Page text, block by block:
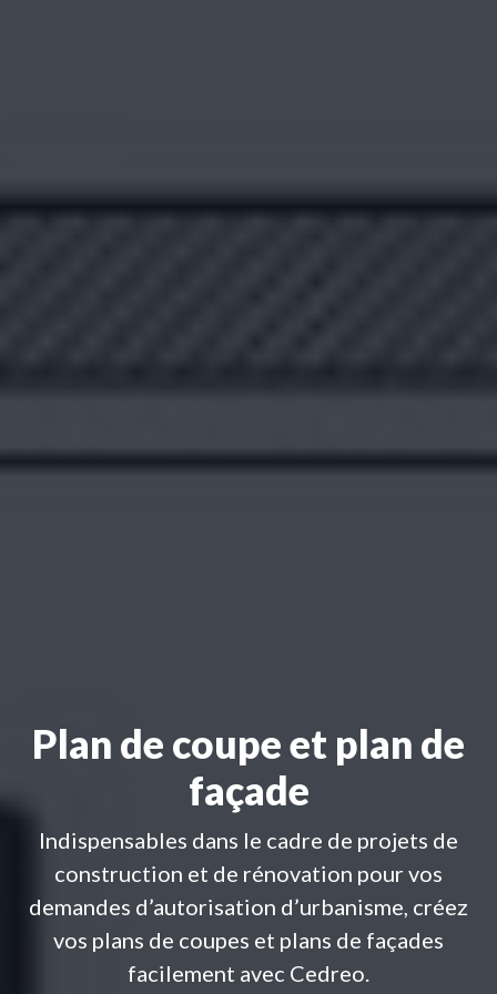
Plan de coupe et plan de
façade
Indispensables dans le cadre de projets de
construction et de rénovation pour vos
demandes d’autorisation d’urbanisme, créez
vos plans de coupes et plans de façades
facilement avec Cedreo.